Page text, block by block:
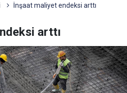
İnşaat maliyet endeksi arttı
arttı